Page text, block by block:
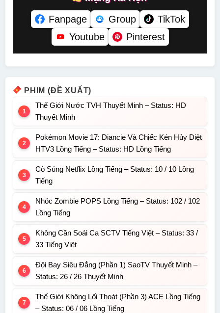
Fanpage
Group
TikTok
Youtube
Pinterest
PHIM (ĐỀ XUẤT)
Thế Giới Nước TVH Thuyết Minh – Status: HD
Thuyết Minh
Pokémon Movie 17: Diancie Và Chiếc Kén Hủy Diệt
HTV3 Lồng Tiếng – Status: HD Lồng Tiếng
Cò Súng Netflix Lồng Tiếng – Status: 10 / 10 Lồng
Tiếng
Nhóc Zombie POPS Lồng Tiếng – Status: 102 / 102
Lồng Tiếng
Không Cần Soái Ca SCTV Tiếng Việt – Status: 33 /
33 Tiếng Việt
Đội Bay Siêu Đẳng (Phần 1) SaoTV Thuyết Minh –
Status: 26 / 26 Thuyết Minh
Thế Giới Không Lối Thoát (Phần 3) ACE Lồng Tiếng
– Status: 06 / 06 Lồng Tiếng